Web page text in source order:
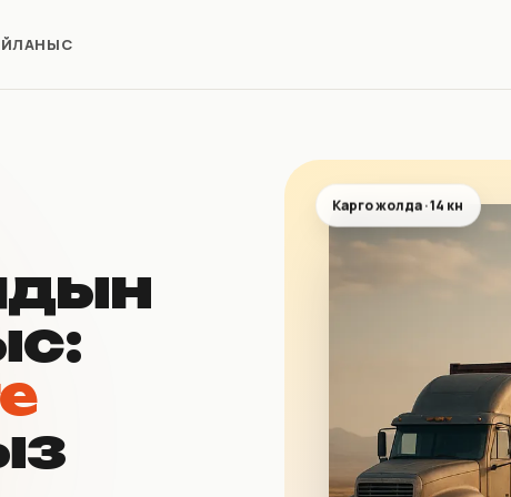
Карго жолда · 14 күн